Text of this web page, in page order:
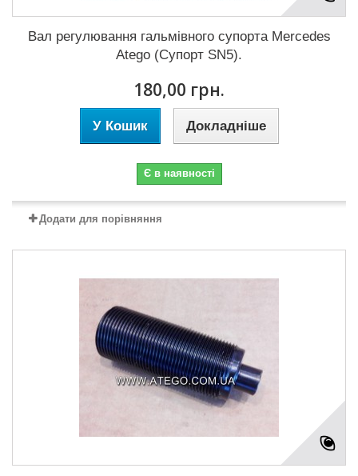
Вал регулювання гальмівного супорта Mercedes
Atego (Супорт SN5).
180,00 грн.
У Кошик Докладніше
Є в наявності
Додати для порівняння